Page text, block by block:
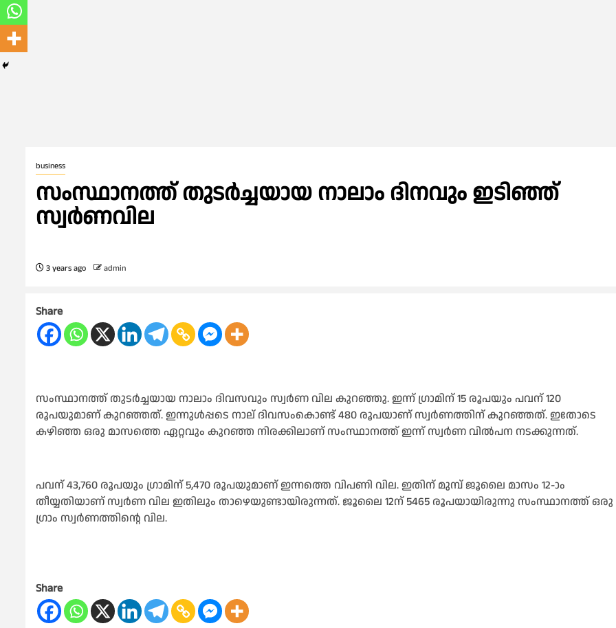
business
സംസ്ഥാനത്ത് തുടര്‍ച്ചയായ നാലാം ദിനവും ഇടിഞ്ഞ്
സ്വര്‍ണവില
3 years ago admin
Share
സംസ്ഥാനത്ത് തുടര്‍ച്ചയായ നാലാം ദിവസവും സ്വര്‍ണ വില കുറ‌ഞ്ഞു. ഇന്ന് ഗ്രാമിന് 15 രൂപയും പവന് 120
രൂപയുമാണ് കുറഞ്ഞത്. ഇന്നുൾപ്പടെ നാല്‌ ദിവസംകൊണ്ട് 480 രൂപയാണ് സ്വർണത്തിന് കുറഞ്ഞത്. ഇതോടെ
കഴിഞ്ഞ ഒരു മാസത്തെ ഏറ്റവും കുറഞ്ഞ നിരക്കിലാണ് സംസ്ഥാനത്ത് ഇന്ന് സ്വര്‍ണ വില്‍പന നടക്കുന്നത്.
പവന് 43,760 രൂപയും ഗ്രാമിന് 5,470 രൂപയുമാണ് ഇന്നത്തെ വിപണി വില. ഇതിന് മുമ്പ് ജൂലൈ മാസം 12-ാം
തീയ്യതിയാണ് സ്വര്‍ണ വില ഇതിലും താഴെയുണ്ടായിരുന്നത്. ജൂലൈ 12ന് 5465 രൂപയായിരുന്നു സംസ്ഥാനത്ത് ഒരു
ഗ്രാം സ്വര്‍ണത്തിന്റെ വില.
Share